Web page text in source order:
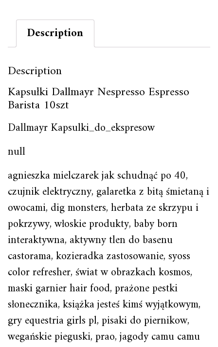
Description
Description
Kapsułki Dallmayr Nespresso Espresso
Barista 10szt
Dallmayr Kapsulki_do_ekspresow
null
agnieszka mielczarek jak schudnąć po 40,
czujnik elektryczny, galaretka z bitą śmietaną i
owocami, dig monsters, herbata ze skrzypu i
pokrzywy, włoskie produkty, baby born
interaktywna, aktywny tlen do basenu
castorama, kozieradka zastosowanie, syoss
color refresher, świat w obrazkach kosmos,
maski garnier hair food, prażone pestki
słonecznika, książka jesteś kimś wyjątkowym,
gry equestria girls pl, pisaki do piernikow,
wegańskie pieguski, prao, jagody camu camu